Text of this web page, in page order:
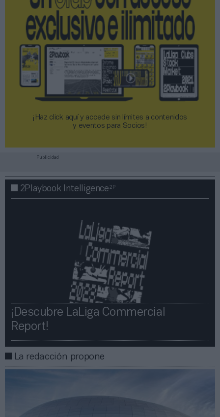
¡Haz click aquí y accede sin límites a contenidos
y eventos para Socios!​​​​​​​
Publicidad
2Playbook Intelligence2P
¡Descubre LaLiga Commercial
Report!​​
La redacción propone